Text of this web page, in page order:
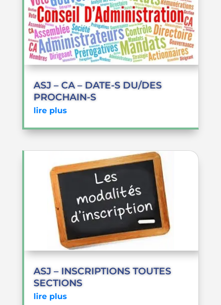
ASJ – CA – DATE-S DU/DES
PROCHAIN-S
lire plus
ASJ – INSCRIPTIONS TOUTES
SECTIONS
lire plus